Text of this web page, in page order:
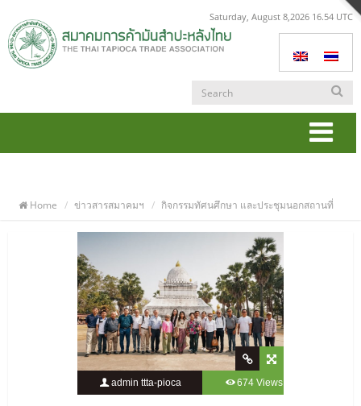
Saturday, August 8,2026 16.54 UTC
Home ข่าวสารสมาคมฯ กิจกรรมทัศนศึกษา และประชุมนอกสถานที่
admin ttta-pioca 674 Views